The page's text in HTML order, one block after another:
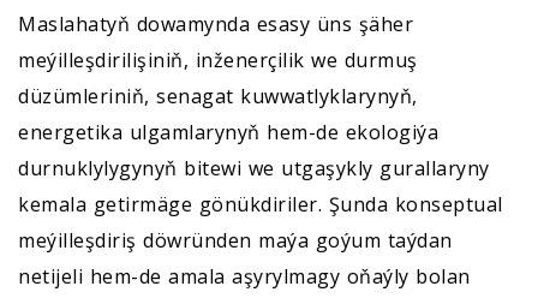
Maslahatyň dowamynda esasy üns şäher
meýilleşdirilişiniň, inženerçilik we durmuş
düzümleriniň, senagat kuwwatlyklarynyň,
energetika ulgamlarynyň hem-de ekologiýa
durnuklylygynyň bitewi we utgaşykly gurallaryny
kemala getirmäge gönükdiriler. Şunda konseptual
meýilleşdiriş döwründen maýa goýum taýdan
netijeli hem-de amala aşyrylmagy oňaýly bolan